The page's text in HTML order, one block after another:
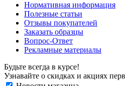
Нормативная информация
Полезные статьи
Отзывы покупателей
Заказать образцы
Вопрос-Ответ
Рекламные материалы
Будьте всегда в курсе!
Узнавайте о скидках и акциях